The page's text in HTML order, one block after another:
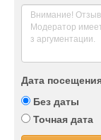
Дата
Без даты
Точная дата